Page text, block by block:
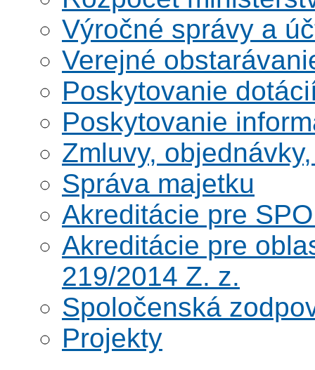
Výročné správy a
Verejné
Poskytovanie
Poskytovanie
Zmluvy,
Správa majetku
Akreditácie pre
Akreditácie pre
219/2014 Z. z.
Spoločenská
Projekty